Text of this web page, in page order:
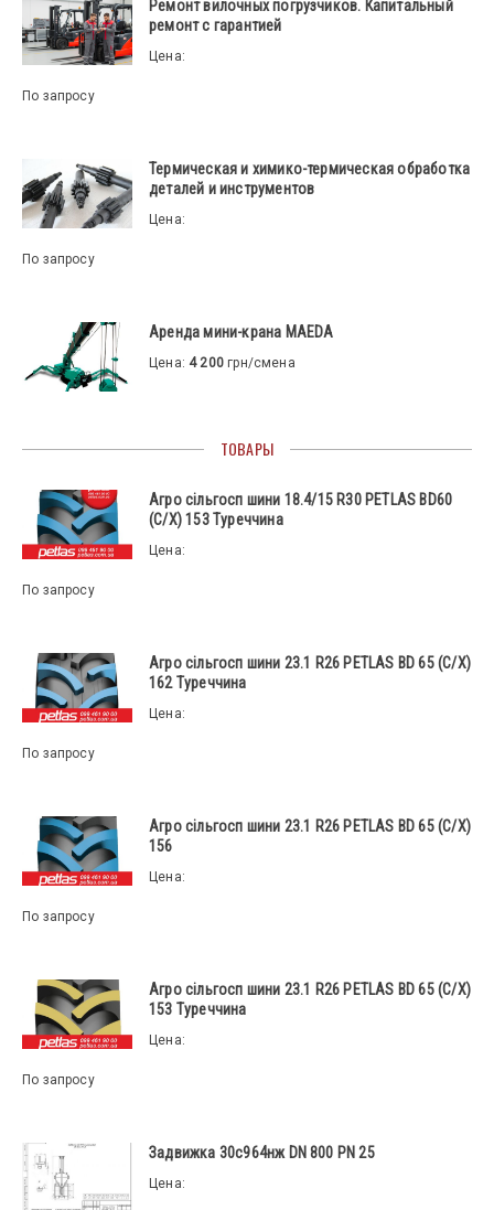
Ремонт вилочных погрузчиков. Капитальный
ремонт с гарантией
Цена:
По запросу
Термическая и химико-термическая обработка
деталей и инструментов
Цена:
По запросу
Аренда мини-крана MAEDA
Цена: 4 200 грн/смена
ТОВАРЫ
Агро сільгосп шини 18.4/15 R30 PETLAS BD60
(С/Х) 153 Туреччина
Цена:
По запросу
Агро сільгосп шини 23.1 R26 PETLAS BD 65 (С/Х)
162 Туреччина
Цена:
По запросу
Агро сільгосп шини 23.1 R26 PETLAS BD 65 (С/Х)
156
Цена:
По запросу
Агро сільгосп шини 23.1 R26 PETLAS BD 65 (С/Х)
153 Туреччина
Цена:
По запросу
Задвижка 30с964нж DN 800 PN 25
Цена: